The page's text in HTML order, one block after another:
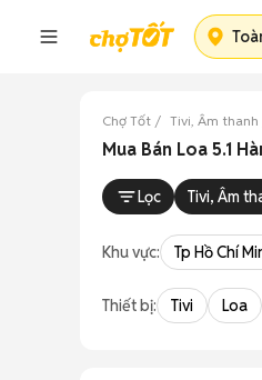
Chợ Tốt Tivi, Âm thanh
Mua Bán Loa 5.1
Lọc Tivi, Âm
Khu vực: Tp Hồ Chí
Thiết bị: Tivi Loa